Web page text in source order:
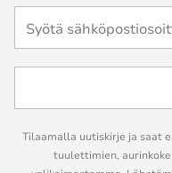
Tilaamalla uutiskirje ja saat
tuulettimien,